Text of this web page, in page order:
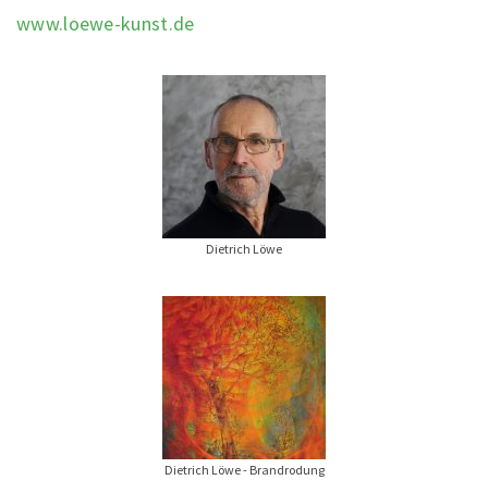
www.loewe-kunst.de
Dietrich Löwe
Dietrich Löwe - Brandrodung